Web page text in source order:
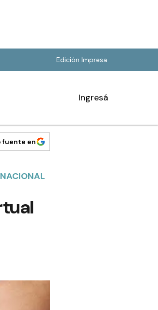
Edición Impresa
Ingresá
fuente en